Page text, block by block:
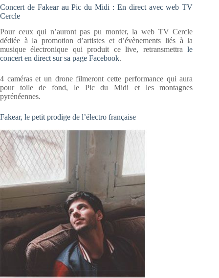
Concert de Fakear au Pic du Midi : En direct avec web TV
Cercle
Pour ceux qui n’auront pas pu monter, la web TV Cercle
dédiée à la promotion d’artistes et d’évènements liés à la
musique électronique qui produit ce live, retransmettra le
concert en direct sur sa page Facebook.
4 caméras et un drone filmeront cette performance qui aura
pour toile de fond, le Pic du Midi et les montagnes
pyrénéennes.
Fakear, le petit prodige de l’électro française